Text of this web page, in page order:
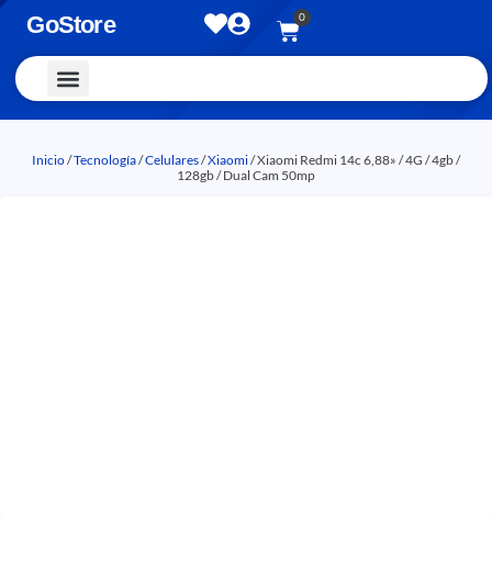
GoStore 0
Inicio/Tecnología/Celulares/Xiaomi/ Xiaomi Redmi 14c 6,88» / 4G / 4gb /
128gb / Dual Cam 50mp